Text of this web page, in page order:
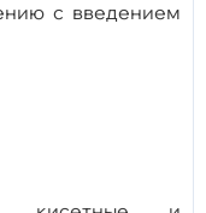
с введением